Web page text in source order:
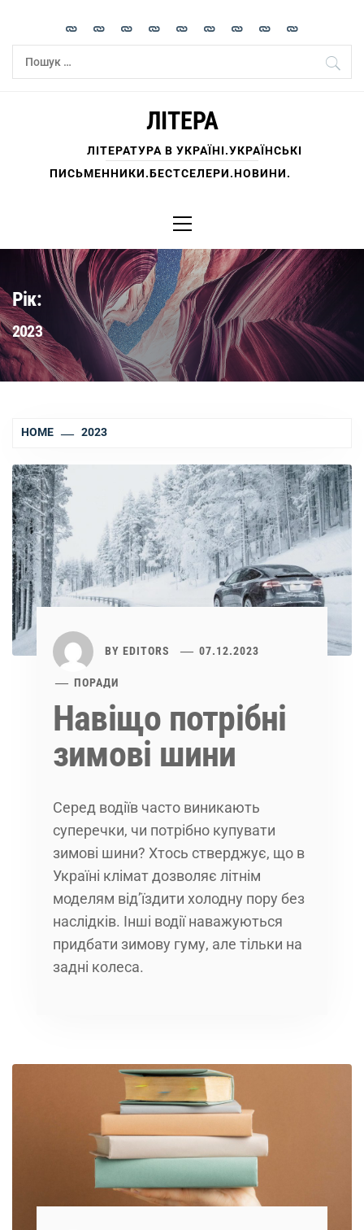
content
Пошук:
ЛІТЕРА
ЛІТЕРАТУРА В УКРАЇНІ.УКРАЇНСЬКІ
ПИСЬМЕННИКИ.БЕСТСЕЛЕРИ.НОВИНИ.
Menu
Рік:
2023
HOME 2023
BY EDITORS 07.12.2023
ПОРАДИ
Навіщо потрібні
зимові шини
Серед водіїв часто виникають
суперечки, чи потрібно купувати
зимові шини? Хтось стверджує, що в
Україні клімат дозволяє літнім
моделям від’їздити холодну пору без
наслідків. Інші водії наважуються
придбати зимову гуму, але тільки на
задні колеса.